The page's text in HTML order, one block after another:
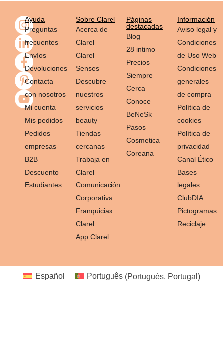
Ayuda
Preguntas
frecuentes
Envíos
Devoluciones
Contacta
con nosotros
Mi cuenta
Mis pedidos
Pedidos
empresas –
B2B
Descuento
Estudiantes
Sobre Clarel
Acerca de
Clarel
Clarel
Senses
Descubre
nuestros
servicios
beauty
Tiendas
cercanas
Trabaja en
Clarel
Comunicación
Corporativa
Franquicias
Clarel
App Clarel
Páginas
destacadas
Blog
28 intimo
Precios
Siempre
Cerca
Conoce
BeNeSk
Pasos
Cosmetica
Coreana
Información
Aviso legal y
Condiciones
de Uso Web
Condiciones
generales
de compra
Política de
cookies
Política de
privacidad
Canal Ético
Bases
legales
ClubDIA
Pictogramas
Reciclaje
Español Português(Portugués, Portugal )